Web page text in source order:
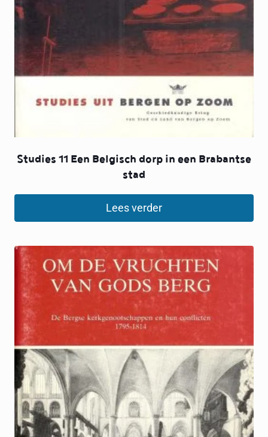
Studies 11 Een Belgisch dorp in een Brabantse
stad
Lees verder